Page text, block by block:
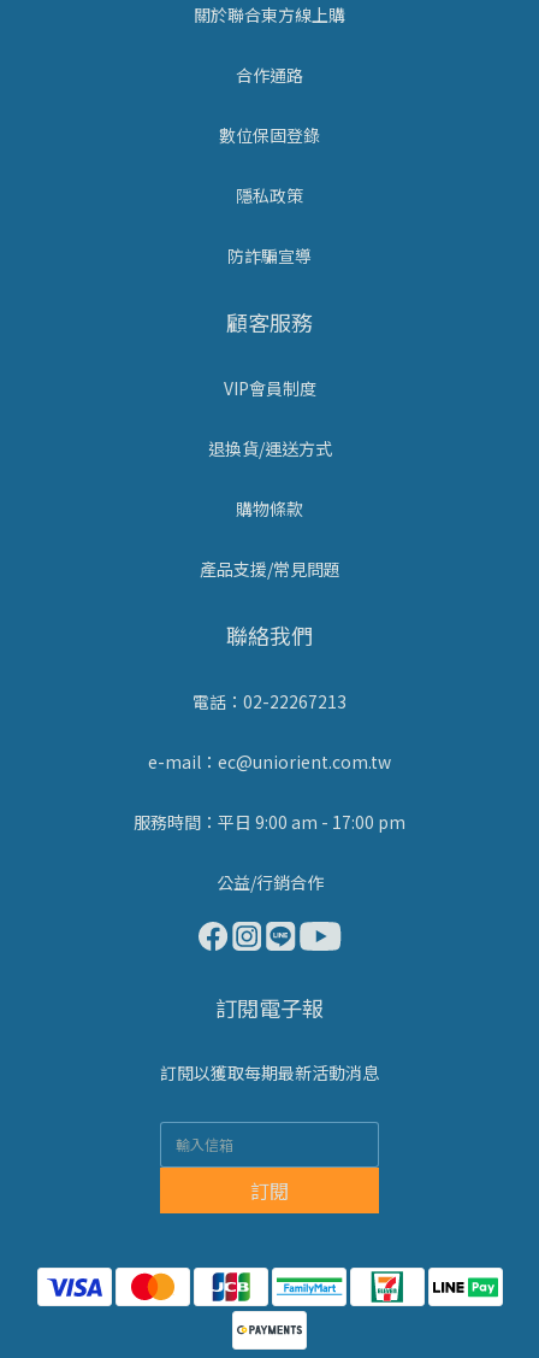
關於聯合東方線上購
合作通路
數位保固登錄
隱私政策
防詐騙宣導
顧客服務
VIP會員制度
退換貨/運送方式
購物條款
產品支援/常見問題
聯絡我們
電話：02-22267213
e-mail：ec@uniorient.com.tw
服務時間：平日 9:00 am - 17:00 pm
公益/行銷合作
訂閱電子報
訂閱以獲取每期最新活動消息
訂閱